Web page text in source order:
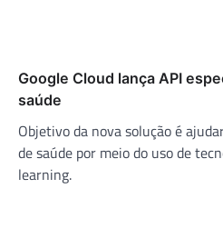
Google Cloud lança API
saúde
Objetivo da nova solução é
de saúde por meio do uso de
learning.